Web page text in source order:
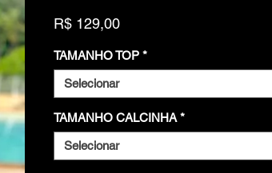
R$ 129,00Preço
TAMANHO TOP *
Selecionar
TAMANHO CALCINHA *
Selecionar